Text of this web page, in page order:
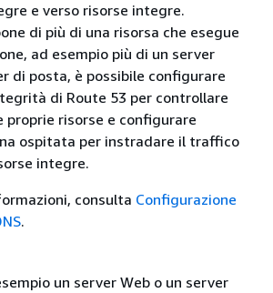
e verso risorse integre.
di più di una risorsa che esegue
ad esempio più di un server
di posta, è possibile configurare
di Route 53 per controllare
risorse e configurare
ospitata per instradare il traffico
integre.
consulta Configurazione
.
un server Web o un server